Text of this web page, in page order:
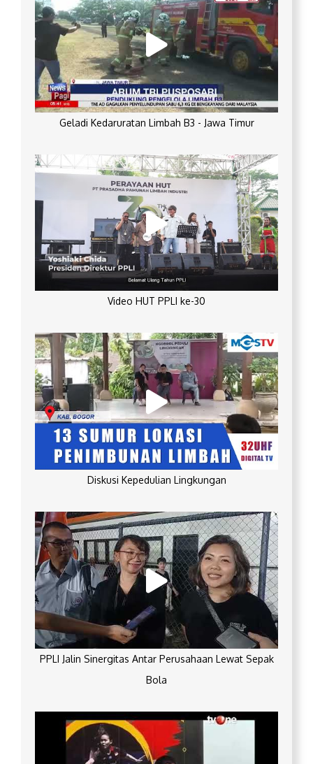
Geladi Kedaruratan Limbah B3 - Jawa Timur
Video HUT PPLI ke-30
Diskusi Kepedulian Lingkungan
PPLI Jalin Sinergitas Antar Perusahaan Lewat Sepak
Bola